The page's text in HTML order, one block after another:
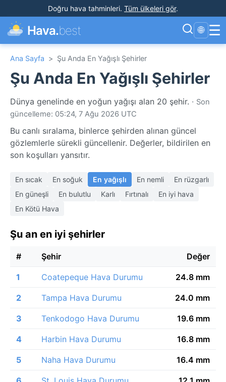
Doğru hava tahminleri. Tüm ülkeleri gör.
Hava.best 🌐 ☰
Ana Sayfa > Şu Anda En Yağışlı Şehirler
Şu Anda En Yağışlı Şehirler
Dünya genelinde en yoğun yağışı alan 20 şehir. · Son
güncelleme: 05:24, 7 Ağu 2026 UTC
Bu canlı sıralama, binlerce şehirden alınan güncel
gözlemlerle sürekli güncellenir. Değerler, bildirilen en
son koşulları yansıtır.
En sıcak En soğuk En yağışlı En nemli
En rüzgarlı
En güneşli
En bulutlu Karlı Fırtınalı
En iyi hava
En Kötü Hava
Şu an en iyi şehirler
# Şehir Değer
1 Coatepeque Hava Durumu 24.8 mm
2 Tampa Hava Durumu 24.0 mm
3 Tenkodogo Hava Durumu 19.6 mm
4 Harbin Hava Durumu 16.8 mm
5 Naha Hava Durumu 16.4 mm